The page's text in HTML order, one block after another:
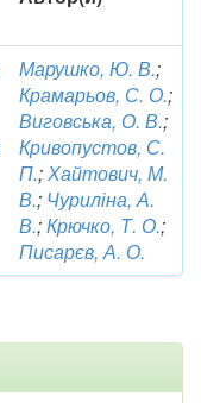
Марушко, Ю. В.;
Крамарьов, С. О.;
Виговська, О. В.;
Кривопустов, С.
П.;Хайтович, М.
В.; Чуриліна, А.
В.;Крючко, Т. О.;
Писарєв, А. О.